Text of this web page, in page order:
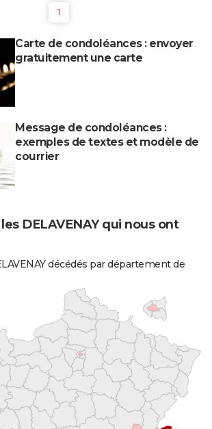
1
Carte de condoléances : envoyer
gratuitement une carte
Message de condoléances :
exemples de textes et modèle de
courrier
DELAVENAY qui nous ont
décédés par département de